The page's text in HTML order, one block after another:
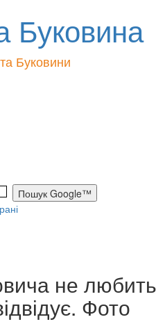
Буковина
Буковини
не любить
Фото